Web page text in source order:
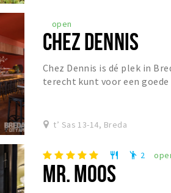
open
CHEZ DENNIS
Chez Dennis is dé plek in
terecht kunt voor een
t’ Sas 13-14, Breda
restaurant emoji_people 2
MR. MOOS